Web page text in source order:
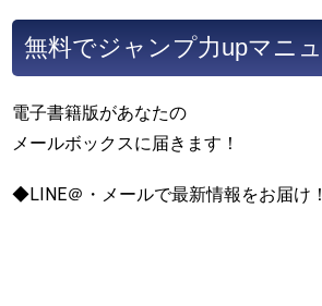
電子書籍版があなたの
メールボックスに届きます！
◆LINE＠・メールで最新情報をお届け！